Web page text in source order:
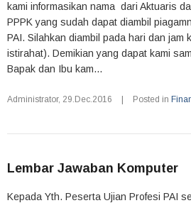
kami informasikan nama dari Aktuaris
PPPK yang sudah dapat diambil
PAI. Silahkan diambil pada hari dan jam
istirahat). Demikian yang dapat kami
Bapak dan Ibu kam...
Administrator, 29.Dec.2016 Posted in
Lembar Jawaban Komputer
Kepada Yth. Peserta Ujian Profesi PAI